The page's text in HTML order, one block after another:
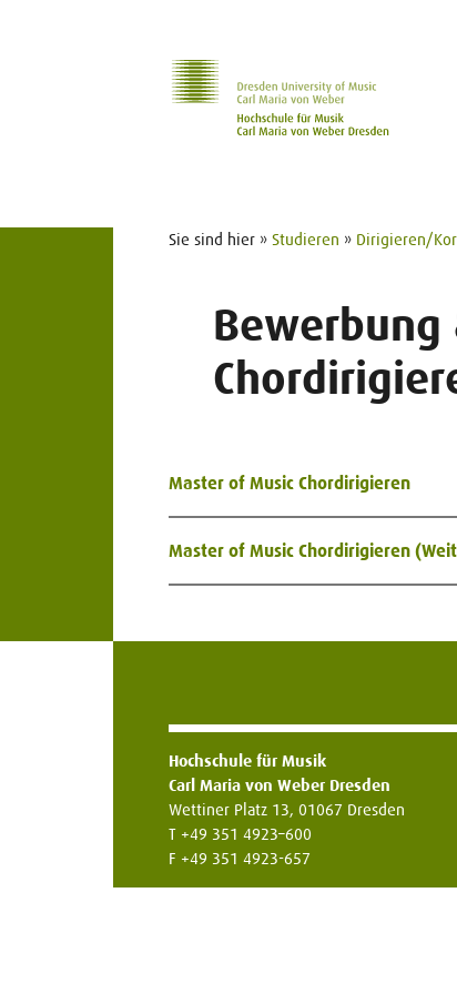
Sie sind hier » Studieren » Dirigieren/
Master of Music Chordirigieren
Master of Music Chordirigieren
Hochschule für Musik
Carl Maria von Weber Dresden
Wettiner Platz 13, 01067 Dresden
T +49 351 4923–600
F +49 351 4923-657